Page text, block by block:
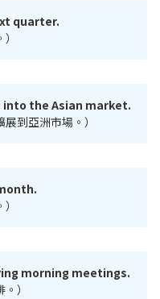
quarter.
into the Asian market.
到亞洲市場。）
morning meetings.
）